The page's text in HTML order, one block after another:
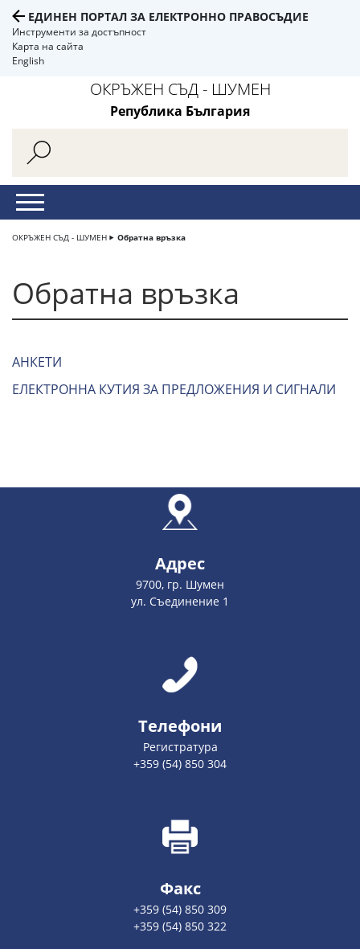
ЕДИНЕН ПОРТАЛ ЗА ЕЛЕКТРОННО ПРАВОСЪДИЕ
Инструменти за достъпност
Карта на сайта
English
ОКРЪЖЕН СЪД - ШУМЕН
Република България
ОКРЪЖЕН СЪД - ШУМЕН Обратна връзка
Обратна връзка
АНКЕТИ
ЕЛЕКТРОННА КУТИЯ ЗА ПРЕДЛОЖЕНИЯ И СИГНАЛИ
Адрес
9700, гр. Шумен
ул. Съединение 1
Телефони
Регистратура
+359 (54) 850 304
Факс
+359 (54) 850 309
+359 (54) 850 322